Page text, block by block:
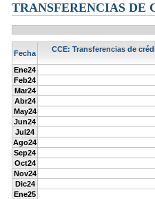
TRANSFERENCIAS DE
Fecha CCE: Transferencias de
Ene24
Feb24
Mar24
Abr24
May24
Jun24
Jul24
Ago24
Sep24
Oct24
Nov24
Dic24
Ene25